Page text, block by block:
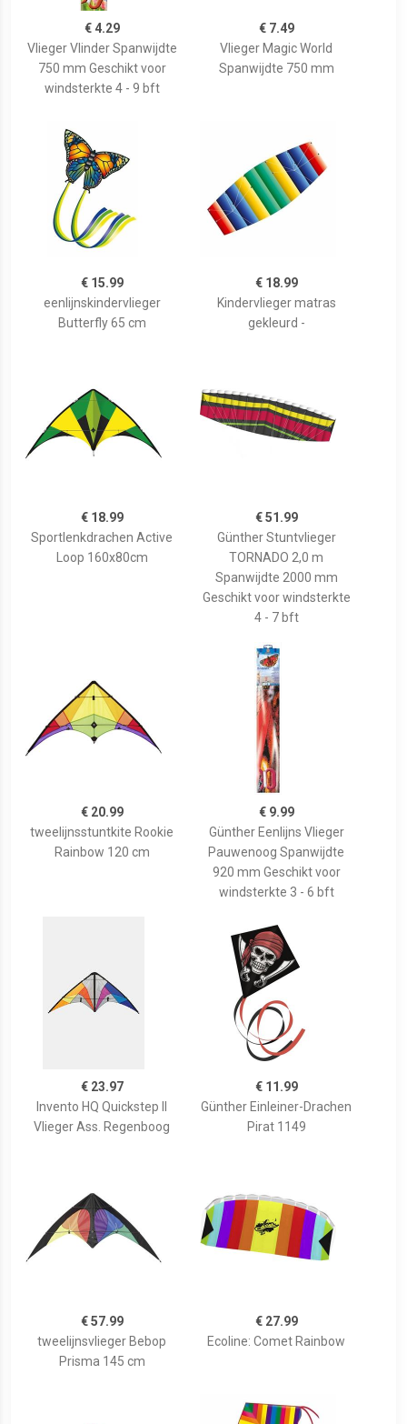
€ 4.29
Vlieger Vlinder Spanwijdte
750 mm Geschikt voor
windsterkte 4 - 9 bft
€ 7.49
Vlieger Magic World
Spanwijdte 750 mm
€ 15.99
eenlijnskindervlieger
Butterfly 65 cm
€ 18.99
Kindervlieger matras
gekleurd -
€ 18.99
Sportlenkdrachen Active
Loop 160x80cm
€ 51.99
Günther Stuntvlieger
TORNADO 2,0 m
Spanwijdte 2000 mm
Geschikt voor windsterkte
4 - 7 bft
€ 20.99
tweelijnsstuntkite Rookie
Rainbow 120 cm
€ 9.99
Günther Eenlijns Vlieger
Pauwenoog Spanwijdte
920 mm Geschikt voor
windsterkte 3 - 6 bft
€ 23.97
Invento HQ Quickstep II
Vlieger Ass. Regenboog
€ 11.99
Günther Einleiner-Drachen
Pirat 1149
€ 57.99
tweelijnsvlieger Bebop
Prisma 145 cm
€ 27.99
Ecoline: Comet Rainbow